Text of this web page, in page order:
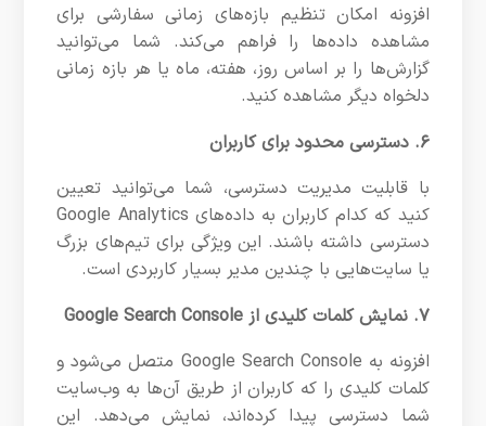
افزونه امکان تنظیم بازه‌های زمانی سفارشی برای
مشاهده داده‌ها را فراهم می‌کند. شما می‌توانید
گزارش‌ها را بر اساس روز، هفته، ماه یا هر بازه زمانی
دلخواه دیگر مشاهده کنید.
۶. دسترسی محدود برای کاربران
با قابلیت مدیریت دسترسی، شما می‌توانید تعیین
کنید که کدام کاربران به داده‌های Google Analytics
دسترسی داشته باشند. این ویژگی برای تیم‌های بزرگ
یا سایت‌هایی با چندین مدیر بسیار کاربردی است.
۷. نمایش کلمات کلیدی از Google Search Console
افزونه به Google Search Console متصل می‌شود و
کلمات کلیدی را که کاربران از طریق آن‌ها به وب‌سایت
شما دسترسی پیدا کرده‌اند، نمایش می‌دهد. این